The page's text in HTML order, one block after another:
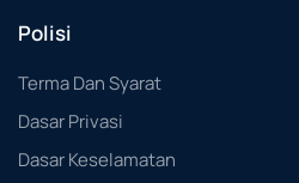
Polisi
Terma Dan Syarat
Dasar Privasi
Dasar Keselamatan